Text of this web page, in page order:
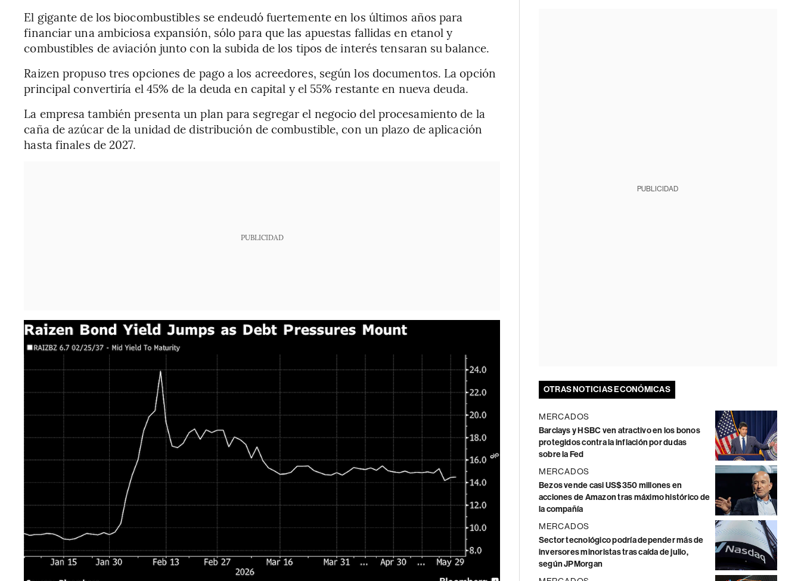
El gigante de los biocombustibles se endeudó fuertemente en los últimos años para
financiar una ambiciosa expansión, sólo para que las apuestas fallidas en etanol y
combustibles de aviación junto con la subida de los tipos de interés tensaran su balance.
Raizen propuso tres opciones de pago a los acreedores, según los documentos. La opción
principal convertiría el 45% de la deuda en capital y el 55% restante en nueva deuda.
La empresa también presenta un plan para segregar el negocio del procesamiento de la
caña de azúcar de la unidad de distribución de combustible, con un plazo de aplicación
hasta finales de 2027.
PUBLICIDAD
PUBLICIDAD
OTRAS NOTICIAS ECONÓMICAS
MERCADOS
Barclays y HSBC ven atractivo en los bonos
protegidos contra la inflación por dudas
sobre la Fed
MERCADOS
Bezos vende casi US$350 millones en
acciones de Amazon tras máximo histórico de
la compañía
MERCADOS
Sector tecnológico podría depender más de
inversores minoristas tras caída de julio,
según JPMorgan